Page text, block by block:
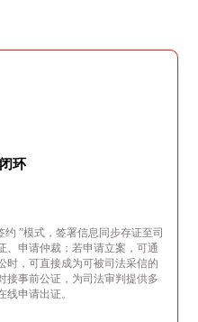
环
”模式，签署信息同步存证至司
、申请仲裁；若申请立案，可通
时，可直接成为可被司法采信的
接事前公证，为司法审判提供多
申请出证。